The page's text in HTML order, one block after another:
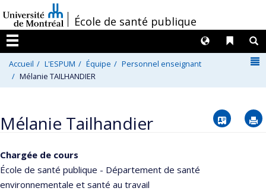
au
contenu
/École de santé publique
Menu
Liens
Langues
Accueil L'ESPUM Équipe
Personnel enseignant
Mélanie TAILHANDIER
Mélanie Tailhandier Vcard
Chargée de cours
École de santé publique - Département de santé
environnementale et santé au travail